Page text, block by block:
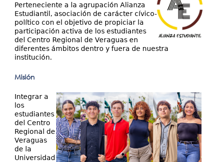
Perteneciente a la agrupación Alianza
Estudiantil, asociación de carácter cívico-
político con el objetivo de propiciar la
participación activa de los estudiantes
del Centro Regional de Veraguas en
diferentes ámbitos dentro y fuera de nuestra
institución.
Misión
Integrar a
los
estudiantes
del Centro
Regional de
Veraguas
de la
Universidad